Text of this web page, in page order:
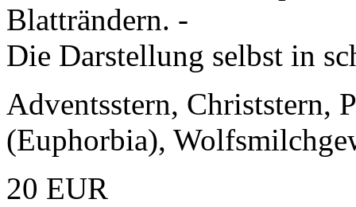
Blatträndern. -
Die Darstellung selbst in
Adventsstern, Christstern,
(Euphorbia),
20 EUR